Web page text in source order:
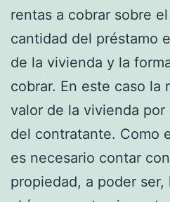
rentas a cobrar sobre
cantidad del préstamo
de la vivienda y la
cobrar. En este caso la
valor de la vivienda
del contratante. Como
es necesario contar
propiedad, a poder